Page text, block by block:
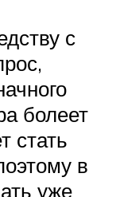
с
болеет
стать
в
уже